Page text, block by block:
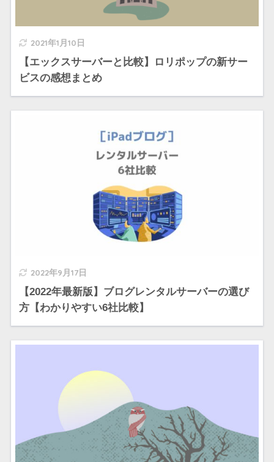
2021年1月10日
【エックスサーバーと比較】ロリポップの新サー
ビスの感想まとめ
2022年9月17日
【2022年最新版】ブログレンタルサーバーの選び
方【わかりやすい6社比較】